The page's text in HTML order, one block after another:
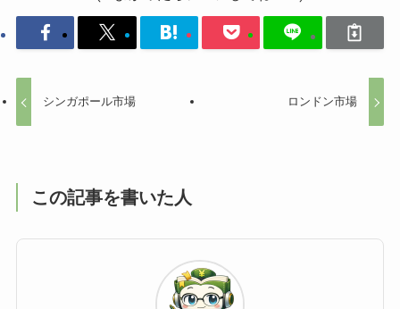
シンガポール市場 ロンドン市場
この記事を書いた人